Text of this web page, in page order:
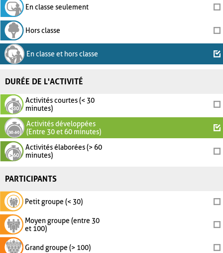
En classe seulement
Hors classe
En classe et hors classe
DURÉE DE L'ACTIVITÉ
Activités courtes (< 30
minutes)
Activités développées
(Entre 30 et 60 minutes)
Activités élaborées (> 60
minutes)
PARTICIPANTS
Petit groupe (< 30)
Moyen groupe (entre 30
et 100)
Grand groupe (> 100)